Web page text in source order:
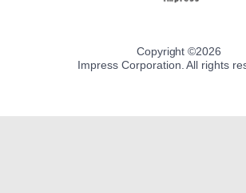
Copyright ©2026
Impress Corporation. All rights